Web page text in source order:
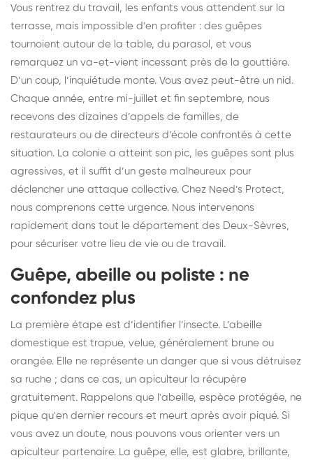
Vous rentrez du travail, les enfants vous attendent sur la
terrasse, mais impossible d’en profiter : des guêpes
tournoient autour de la table, du parasol, et vous
remarquez un va-et-vient incessant près de la gouttière.
D’un coup, l’inquiétude monte. Vous avez peut-être un nid.
Chaque année, entre mi-juillet et fin septembre, nous
recevons des dizaines d’appels de familles, de
restaurateurs ou de directeurs d’école confrontés à cette
situation. La colonie a atteint son pic, les guêpes sont plus
agressives, et il suffit d’un geste malheureux pour
déclencher une attaque collective. Chez Need’s Protect,
nous comprenons cette urgence. Nous intervenons
rapidement dans tout le département des Deux-Sèvres,
pour sécuriser votre lieu de vie ou de travail.
Guêpe, abeille ou poliste : ne
confondez plus
La première étape est d’identifier l’insecte. L’abeille
domestique est trapue, velue, généralement brune ou
orangée. Elle ne représente un danger que si vous détruisez
sa ruche ; dans ce cas, un apiculteur la récupère
gratuitement. Rappelons que l'abeille, espèce protégée, ne
pique qu'en dernier recours et meurt après avoir piqué. Si
vous avez un doute, nous pouvons vous orienter vers un
apiculteur partenaire. La guêpe, elle, est glabre, brillante,